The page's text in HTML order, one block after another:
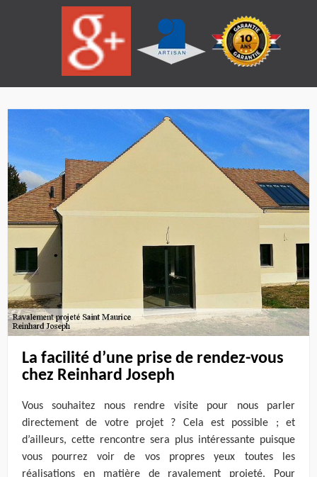
La facilité d’une prise de rendez-vous
chez Reinhard Joseph
Vous souhaitez nous rendre visite pour nous parler
directement de votre projet ? Cela est possible ; et
d’ailleurs, cette rencontre sera plus intéressante puisque
vous pourrez voir de vos propres yeux toutes les
réalisations en matière de ravalement projeté. Pour